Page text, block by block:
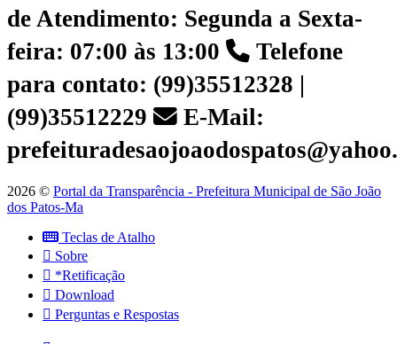
de Atendimento: Segunda a Sexta-
feira: 07:00 às 13:00
Telefone
para contato: (99)35512328 |
(99)35512229
E-Mail:
2026 © Portal da Transparência - Prefeitura Municipal de São João
dos Patos-Ma
Teclas de Atalho
Sobre
*Retificação
Download
Perguntas e Respostas